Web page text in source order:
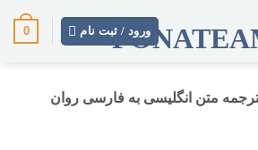
ورود / ثبت نام 0
ترجمه متن انگلیسی به فارسی روان